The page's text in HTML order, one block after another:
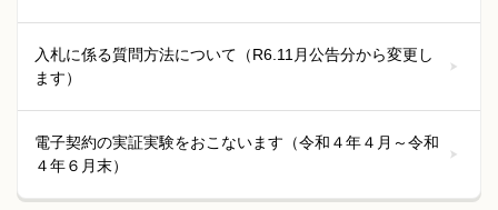
入札に係る質問方法について（R6.11月公告分から変更し
ます）
電子契約の実証実験をおこないます（令和４年４月～令和
４年６月末）